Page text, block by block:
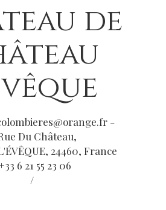
de
-
Du Château,
24460, France
6 21 55 23 06
/